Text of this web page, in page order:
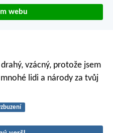
webu
vzácný, protože jsem
lidi a národy za tvůj